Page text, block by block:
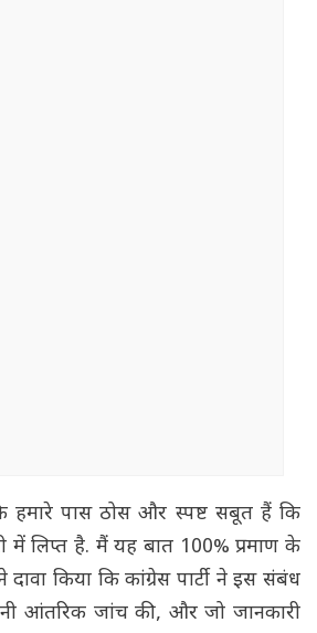
हमारे पास ठोस और स्पष्ट सबूत हैं कि
में लिप्त है. मैं यह बात 100% प्रमाण के
किया कि कांग्रेस पार्टी ने इस संबंध
आंतरिक जांच की, और जो जानकारी